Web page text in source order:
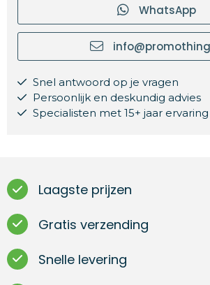
WhatsApp
Snel antwoord op je vragen
Persoonlijk en deskundig advies
Specialisten met 15+ jaar ervaring
Laagste prijzen
Gratis verzending
Snelle levering